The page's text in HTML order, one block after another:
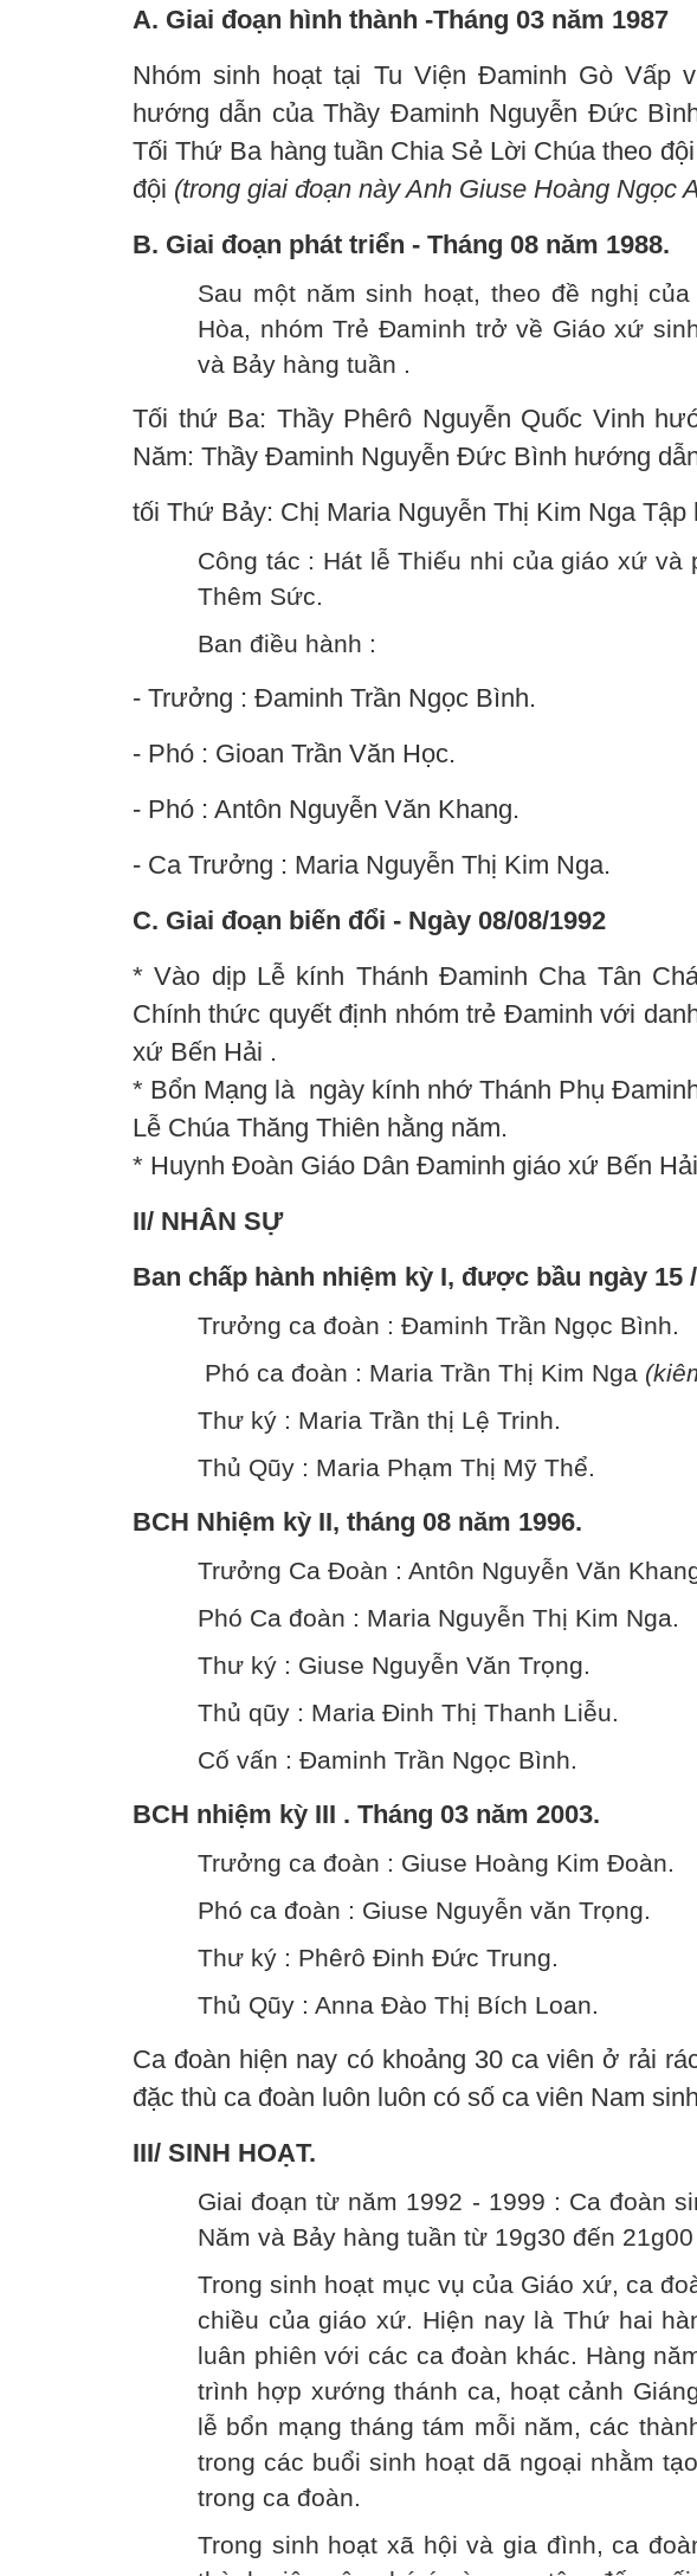
A. Giai đoạn hình thành -Tháng 03 năm 1987
Nhóm sinh hoạt tại Tu Viện Đaminh Gò Vấp
hướng dẫn của Thầy Đaminh Nguyễn Đức
Tối Thứ Ba hàng tuần Chia Sẻ Lời Chúa theo
đội (trong giai đoạn này Anh Giuse Hoàng Ngọc
B. Giai đoạn phát triển - Tháng 08 năm 1988.
Sau một năm sinh hoạt, theo đề nghị
Hòa, nhóm Trẻ Đaminh trở về Giáo xứ
và Bảy hàng tuần .
Tối thứ Ba: Thầy Phêrô Nguyễn Quốc Vinh
Năm: Thầy Đaminh Nguyễn Đức Bình hướng
tối Thứ Bảy: Chị Maria Nguyễn Thị Kim Nga Tập
Công tác : Hát lễ Thiếu nhi của giáo xứ
Thêm Sức.
Ban điều hành :
- Trưởng : Đaminh Trần Ngọc Bình.
- Phó : Gioan Trần Văn Học.
- Phó : Antôn Nguyễn Văn Khang.
- Ca Trưởng : Maria Nguyễn Thị Kim Nga.
C. Giai đoạn biến đổi - Ngày 08/08/1992
* Vào dịp Lễ kính Thánh Đaminh Cha Tân
Chính thức quyết định nhóm trẻ Đaminh với
xứ Bến Hải .
* Bổn Mạng là ngày kính nhớ Thánh Phụ
Lễ Chúa Thăng Thiên hằng năm.
* Huynh Đoàn Giáo Dân Đaminh giáo xứ Bến
II/ NHÂN SỰ
Ban chấp hành nhiệm kỳ I, được bầu ngày 15
Trưởng ca đoàn : Đaminh Trần Ngọc Bình.
Phó ca đoàn : Maria Trần Thị Kim Nga
Thư ký : Maria Trần thị Lệ Trinh.
Thủ Qũy : Maria Phạm Thị Mỹ Thể.
BCH Nhiệm kỳ II, tháng 08 năm 1996.
Trưởng Ca Đoàn : Antôn Nguyễn Văn
Phó Ca đoàn : Maria Nguyễn Thị Kim Nga.
Thư ký : Giuse Nguyễn Văn Trọng.
Thủ qũy : Maria Đinh Thị Thanh Liễu.
Cố vấn : Đaminh Trần Ngọc Bình.
BCH nhiệm kỳ III . Tháng 03 năm 2003.
Trưởng ca đoàn : Giuse Hoàng Kim Đoàn.
Phó ca đoàn : Giuse Nguyễn văn Trọng.
Thư ký : Phêrô Đinh Đức Trung.
Thủ Qũy : Anna Đào Thị Bích Loan.
Ca đoàn hiện nay có khoảng 30 ca viên ở rải
đặc thù ca đoàn luôn luôn có số ca viên Nam
III/ SINH HOẠT.
Giai đoạn từ năm 1992 - 1999 : Ca đoàn
Năm và Bảy hàng tuần từ 19g30 đến
Trong sinh hoạt mục vụ của Giáo xứ, ca
chiều của giáo xứ. Hiện nay là Thứ hai
luân phiên với các ca đoàn khác. Hàng
trình hợp xướng thánh ca, hoạt cảnh
lễ bổn mạng tháng tám mỗi năm, các
trong các buổi sinh hoạt dã ngoại nhằm
trong ca đoàn.
Trong sinh hoạt xã hội và gia đình, ca